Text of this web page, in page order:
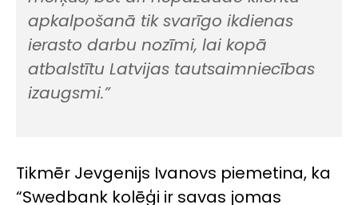
apkalpošanā tik svarīgo ikdienas
ierasto darbu nozīmi, lai kopā
atbalstītu Latvijas tautsaimniecības
izaugsmi.”
Tikmēr Jevgenijs Ivanovs piemetina, ka
“Swedbank kolēģi ir savas jomas